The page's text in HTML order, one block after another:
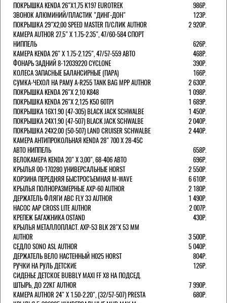
ПОКРЫШКА KENDA 26"Х1,75 K197 EUROTREK
986Р.
ЗВОНОК АЛЮМИНИЙ/ПЛАСТИК "ДИНГ-ДОН"
123Р.
ПОКРЫШКА 29"Х2,00 SPEED MASTER П/СЛИК AUTHOR
2 920Р.
КАМЕРА AUTHOR 27,5" Х 1.75-2.35", 47/60-584 СПОРТ
НИППЕЛЬ
626Р.
КАМЕРА KENDA 26" Х 1.75-2.125", 47/57-559 АВТО
468Р.
ФОНАРЬ ЗАДНИЙ 8-12039220 CYCLONE
390Р.
КОЛЕСА ЗАПАСНЫЕ БАЛАНСИРНЫЕ (ПАРА)
166Р.
CУМКА-ЧЕХОЛ НА РАМУ A-R255 TANK BAG MPP AUTHOR
2 630Р.
ПОКРЫШКА KENDA 26"Х 2,10 K848
1 098Р.
ПОКРЫШКА KENDA 26"Х 2,125 K50 60TPI
1 689Р.
ПОКРЫШКА 16X1.90 (47-305) BLACK JACK SCHWALBE
1 450Р.
ПОКРЫШКА 24X1.90 (47-507) BLACK JACK SCHWALBE
2 040Р.
ПОКРЫШКА 24X2.00 (50-507) LAND CRUISER SCHWALBE
2 440Р.
КАМЕРА АНТИПРОКОЛЬНАЯ KENDA 28" 700 Х 28-45C
АВТО НИППЕЛЬ
658Р.
ВЕЛОКАМЕРА KENDA 20" Х 3,00", 68-406 АВТО
696Р.
КРЫЛЬЯ 00-170280 УНИВЕРСАЛЬНЫЕ HORST
2 550Р.
КОРЗИНА ПЕРЕДНЯЯ БЫСТРОСЪЕМНАЯ M-WAVE
6 610Р.
КРЫЛЬЯ ПОЛНОРАЗМЕРНЫЕ AXP-60 AUTHOR
2 180Р.
ДЕРЖАТЕЛЬ ФЛЯГИ АВС FLY 33 AUTHOR
1 490Р.
НАСОС AAP CROSS LITE AUTHOR
2 007Р.
КРЕПЕЖ БАГАЖНИКА OSTAND
430Р.
КРЫЛЬЯ МЕТАЛЛОПЛАСТ. AXP-53 BLK 28"Х 53 ММ
AUTHOR
3 500Р.
СЕДЛО SONO ASL AUTHOR
5 040Р.
ДЕРЖАТЕЛЬ ВЕЛО НАСТЕННЫЙ H025 HORST
804Р.
РУЧКИ НА РУЛЬ ДЕТСКИЕ
126Р.
СИДЕНЬЕ ДЕТСКОЕ BUBBLY MAXI FF X8 НА ПОДСЕД.
ШТЫРЬ, ДО 22КГ AUTHOR
7 990Р.
КАМЕРА AUTHOR 24" Х 1.50-2.20", (32/57-507) PRESTA
680Р.